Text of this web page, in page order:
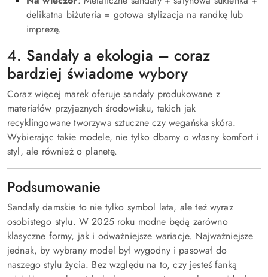
delikatna biżuteria = gotowa stylizacja na randkę lub
imprezę.
4. Sandały a ekologia – coraz
bardziej świadome wybory
Coraz więcej marek oferuje sandały produkowane z
materiałów przyjaznych środowisku, takich jak
recyklingowane tworzywa sztuczne czy wegańska skóra.
Wybierając takie modele, nie tylko dbamy o własny komfort i
styl, ale również o planetę.
Podsumowanie
Sandały damskie to nie tylko symbol lata, ale też wyraz
osobistego stylu. W 2025 roku modne będą zarówno
klasyczne formy, jak i odważniejsze wariacje. Najważniejsze
jednak, by wybrany model był wygodny i pasował do
naszego stylu życia. Bez względu na to, czy jesteś fanką